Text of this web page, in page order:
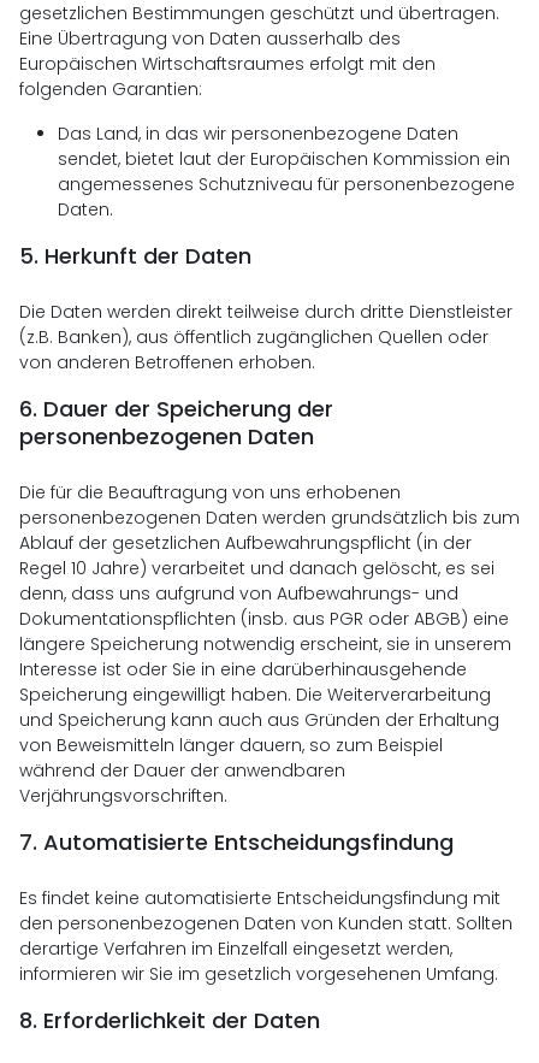
gesetzlichen Bestimmungen geschützt und übertragen.
Eine Übertragung von Daten ausserhalb des
Europäischen Wirtschaftsraumes erfolgt mit den
folgenden Garantien:
Das Land, in das wir personenbezogene Daten
sendet, bietet laut der Europäischen Kommission ein
angemessenes Schutzniveau für personenbezogene
Daten.
5. Herkunft der Daten
Die Daten werden direkt teilweise durch dritte Dienstleister
(z.B. Banken), aus öffentlich zugänglichen Quellen oder
von anderen Betroffenen erhoben.
6. Dauer der Speicherung der
personenbezogenen Daten
Die für die Beauftragung von uns erhobenen
personenbezogenen Daten werden grundsätzlich bis zum
Ablauf der gesetzlichen Aufbewahrungspflicht (in der
Regel 10 Jahre) verarbeitet und danach gelöscht, es sei
denn, dass uns aufgrund von Aufbewahrungs- und
Dokumentationspflichten (insb. aus PGR oder ABGB) eine
längere Speicherung notwendig erscheint, sie in unserem
Interesse ist oder Sie in eine darüberhinausgehende
Speicherung eingewilligt haben. Die Weiterverarbeitung
und Speicherung kann auch aus Gründen der Erhaltung
von Beweismitteln länger dauern, so zum Beispiel
während der Dauer der anwendbaren
Verjährungsvorschriften.
7. Automatisierte Entscheidungsfindung
Es findet keine automatisierte Entscheidungsfindung mit
den personenbezogenen Daten von Kunden statt. Sollten
derartige Verfahren im Einzelfall eingesetzt werden,
informieren wir Sie im gesetzlich vorgesehenen Umfang.
8. Erforderlichkeit der Daten